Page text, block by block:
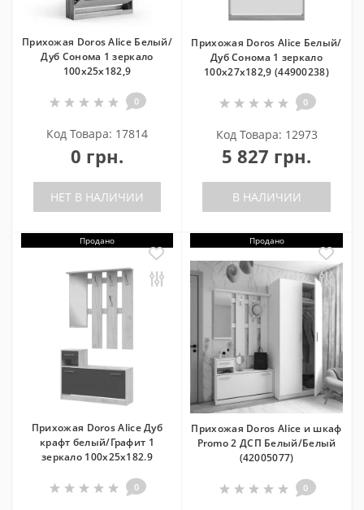
Прихожая Doros Alice Белый/
Дуб Cонома 1 зеркало
100х25х182,9
0
Код Товара: 17814
0 грн.
НЕТ В НАЛИЧИИ
Прихожая Doros Alice Белый/
Дуб Cонома 1 зеркало
100х27х182,9 (44900238)
0
Код Товара: 12973
5 827 грн.
В НАЛИЧИИ
Продано
Прихожая Doros Alice Дуб
крафт белый/Графит 1
зеркало 100х25х182.9
0
Продано
Прихожая Doros Alice и шкаф
Promo 2 ДСП Белый/Белый
(42005077)
0